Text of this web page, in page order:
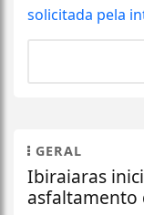
GERAL
Ibiraiaras
asfaltamento